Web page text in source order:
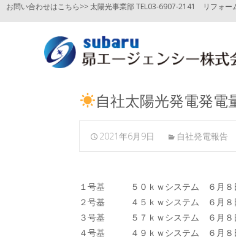
お問い合わせはこちら>> 太陽光事業部 TEL03-6907-2141 リフォー
自社太陽光発電発電
2021年6月9日 自社発電報告
１号基 ５０ｋｗシステム ６月
２号基 ４５ｋｗシステム ６
３号基 ５７ｋｗシステム ６月
４号基 ４９ｋｗシステム ６月